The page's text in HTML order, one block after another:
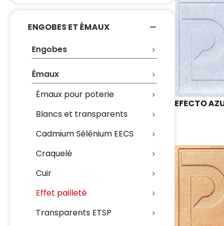
ENGOBES ET ÉMAUX
Engobes
Émaux
Émaux pour poterie
Blancs et transparents
Cadmium Sélénium EECS
Craquelé
Cuir
Effet pailleté
Transparents ETSP
EFECTO